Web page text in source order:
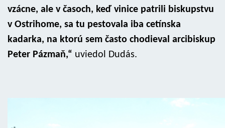
vzácne, ale v časoch, keď vinice patrili biskupstvu
v Ostrihome, sa tu pestovala iba cetínska
kadarka, na ktorú sem často chodieval arcibiskup
Peter Pázmaň,“ uviedol Dudás.